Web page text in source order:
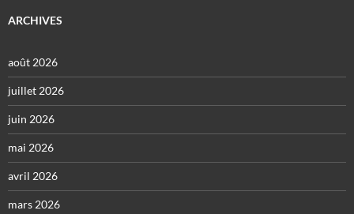
ARCHIVES
août 2026
juillet 2026
juin 2026
mai 2026
avril 2026
mars 2026